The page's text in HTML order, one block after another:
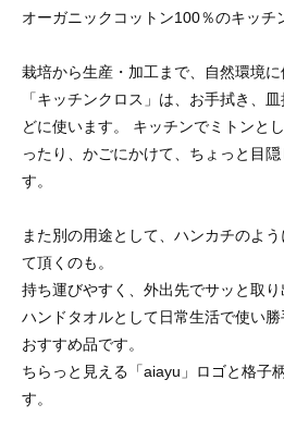
オーガニックコットン100％のキッチ
栽培から生産・加工まで、自然環境に
「キッチンクロス」は、お手拭き、
どに使います。 キッチンでミトンと
ったり、かごにかけて、ちょっと目
す。
また別の用途として、ハンカチのよ
て頂くのも。
持ち運びやすく、外出先でサッと取
ハンドタオルとして日常生活で使い
おすすめ品です。
ちらっと見える「aiayu」ロゴと格子
す。